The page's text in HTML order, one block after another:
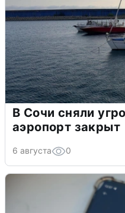
В Сочи сняли
аэропорт закрыт
6 августа 0